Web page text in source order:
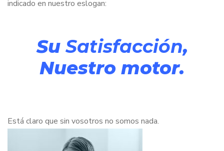
indicado en nuestro eslogan:
Su Satisfacción,
Nuestro motor.
Está claro que sin vosotros no somos nada.